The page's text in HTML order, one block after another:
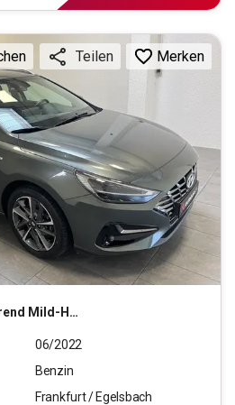
(EURO 6d)(OPF)
Teilen Merken
06/2022
Benzin
Frankfurt / Egelsbach